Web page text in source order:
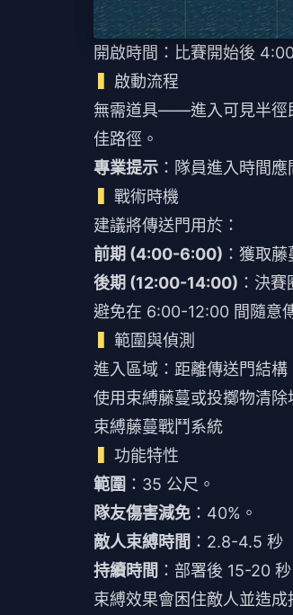
開啟時間：比賽開始後
啟動流程
無需道具——進入可見半徑
佳路徑。
專業提示 ：隊員進入時間
戰術時機
建議將傳送門用於：
前期 (4:00-6:00) ：獲取
後期 (12:00-14:00) ：決賽
避免在 6:00-12:00 間隨意
範圍與偵測
進入區域：距離傳送門結
使用束縛藤蔓或投擲物清除
束縛藤蔓戰鬥系統
功能特性
範圍 ：35 公尺。
隊友傷害減免 ：40%。
敵人束縛時間 ：2.8-4.5 秒
持續時間 ：部署後 15-20 秒
束縛效果會困住敵人並造